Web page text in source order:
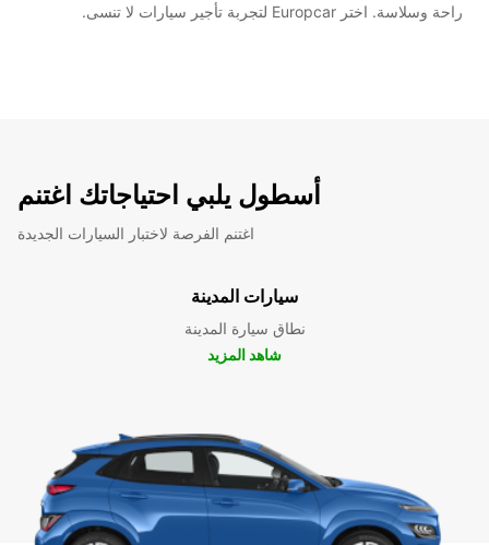
راحة وسلاسة. اختر Europcar لتجربة تأجير سيارات لا تنسى.
أسطول يلبي احتياجاتك اغتنم
اغتنم الفرصة لاختبار السيارات الجديدة
سيارات المدينة
نطاق سيارة المدينة
شاهد المزيد